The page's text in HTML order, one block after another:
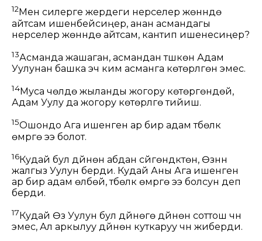
12Мен силерге жердеги нерселер жөнүндө
айтсам ишенбейсиңер, анан асмандагы
нерселер жөнүндө айтсам, кантип ишенесиңер?
13Асманда жашаган, асмандан түшкөн Адам
Уулунан башка эч ким асманга көтөрүлгөн эмес.
14Муса чөлдө жыланды жогору көтөргөндөй,
Адам Уулу да жогору көтөрүлүүгө тийиш.
15Ошондо Ага ишенген ар бир адам түбөлүк
өмүргө ээ болот.
16Кудай бул дүйнөнү абдан сүйгөндүктөн, Өзүнүн
жалгыз Уулун берди. Кудай Аны Ага ишенген
ар бир адам өлбөй, түбөлүк өмүргө ээ болсун деп
берди.
17 Кудай Өз Уулун бул дүйнөгө дүйнөнү соттош үчүн
эмес, Ал аркылуу дүйнөнү куткаруу үчүн жиберди.